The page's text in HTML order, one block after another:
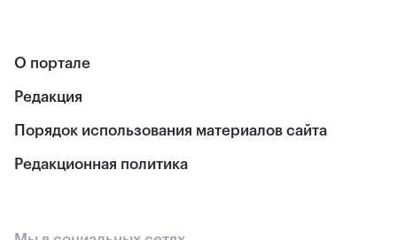
О портале
Редакция
Порядок использования материалов сайта
Редакционная политика